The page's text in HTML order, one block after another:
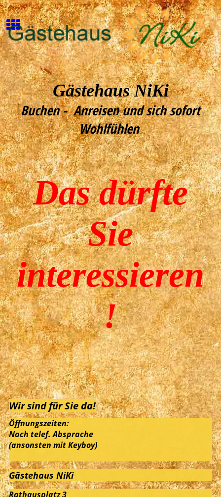
Gästehaus NiKi
Buchen - Anreisen und sich sofort
Wohlfühlen
Das dürfte
Sie
interessieren
!
Wir sind für Sie da!
Öffnungszeiten:
Nach telef. Absprache
(ansonsten mit Keyboy)
Gästehaus NiKi
Rathausplatz 3